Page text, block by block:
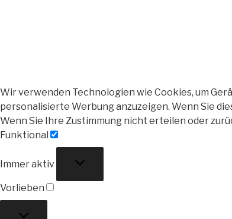
Wir verwenden Technologien wie Cookies, um
personalisierte Werbung anzuzeigen. Wenn Sie
Wenn Sie Ihre Zustimmung nicht erteilen oder
Funktional
Immer aktiv
Vorlieben